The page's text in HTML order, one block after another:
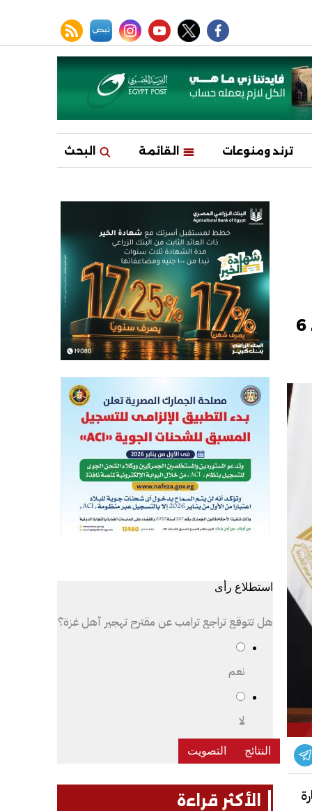
facebook
twitter
youtube
instagram
نبض rss feed
ترند ومنوعات القائمة البحث
وزير الآثار: لغز لوحة "كنتي كا" في قبضة النيابة.. المخزن مغلق منذ 6
استطلاع رأى
هل تتوقع تراجع ترامب عن مقترح تهجير أهل غزة؟
نعم
لا
الأكثر قراءة